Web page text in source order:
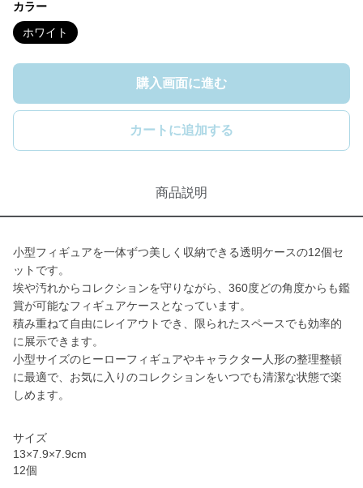
カラー
ホワイト
購入画面に進む
カートに追加する
商品説明
小型フィギュアを一体ずつ美しく収納できる透明ケースの12個セ
ットです。
埃や汚れからコレクションを守りながら、360度どの角度からも鑑
賞が可能なフィギュアケースとなっています。
積み重ねて自由にレイアウトでき、限られたスペースでも効率的
に展示できます。
小型サイズのヒーローフィギュアやキャラクター人形の整理整頓
に最適で、お気に入りのコレクションをいつでも清潔な状態で楽
しめます。
サイズ
13×7.9×7.9cm
12個